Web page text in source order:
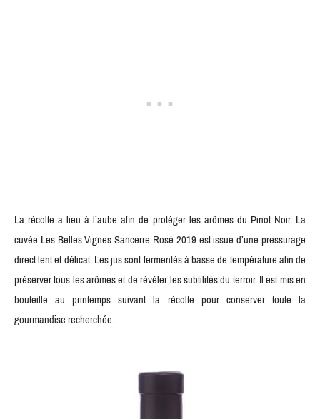
La récolte a lieu à l’aube afin de protéger les arômes du Pinot Noir. La
cuvée Les Belles Vignes Sancerre Rosé 2019 est issue d’une pressurage
direct lent et délicat. Les jus sont fermentés à basse de température afin de
préserver tous les arômes et de révéler les subtilités du terroir. Il est mis en
bouteille au printemps suivant la récolte pour conserver toute la
gourmandise recherchée.